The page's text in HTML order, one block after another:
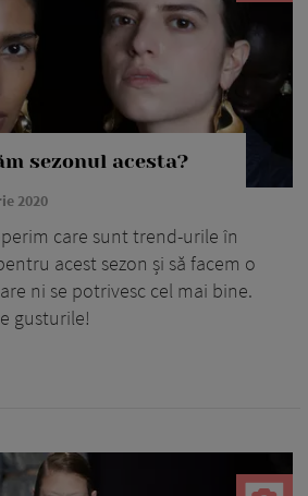
sezonul acesta?
2020
care sunt trend-urile în
acest sezon și să facem o
ni se potrivesc cel mai bine.
gusturile!